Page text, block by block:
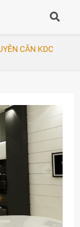
CĂN KDC